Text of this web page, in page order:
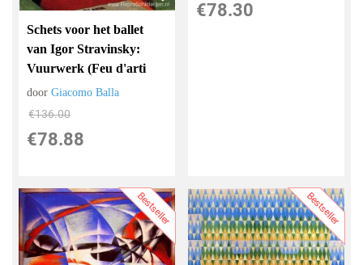
Schets voor het ballet
van Igor Stravinsky:
Vuurwerk (Feu d'arti
doorGiacomo Balla
€136.00
€78.88
€78.30
Bestseller Bestseller